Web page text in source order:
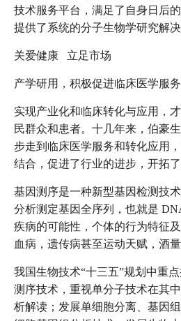
技术服务平台，满足了自身日后
提供了系统的分子生物学研究解决
关爱健康 立足市场
产学研用，积极促进临床医学服
实现产业化和临床转化与应用，
民群众和患者。十几年来，伯豪
步走到临床医学服务和转化应用
结合，促进了行业的进步，开拓
基因测序是一种新型基因检测技
分析测定基因全序列，也就是
疾病的可能性，个体的行为特征
血病，遗传病甚至运动天赋，酒量
我国生物技术“十三五”规划中重
测序技术，重视单分子技术在其
析解读；发展单细胞分离、基因